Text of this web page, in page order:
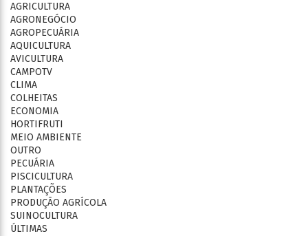
AGRICULTURA
AGRONEGÓCIO
AGROPECUÁRIA
AQUICULTURA
AVICULTURA
CAMPOTV
CLIMA
COLHEITAS
ECONOMIA
HORTIFRUTI
MEIO AMBIENTE
OUTRO
PECUÁRIA
PISCICULTURA
PLANTAÇÕES
PRODUÇÃO AGRÍCOLA
SUINOCULTURA
ÚLTIMAS